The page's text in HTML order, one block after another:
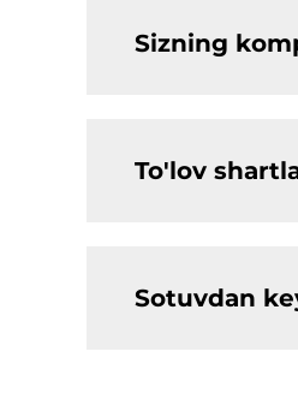
Sizning
To'lov
Sotuvdan